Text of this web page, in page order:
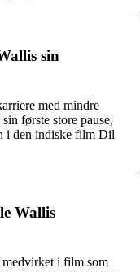
sin
med mindre
første store pause,
i den indiske film Dil
Wallis
i film som